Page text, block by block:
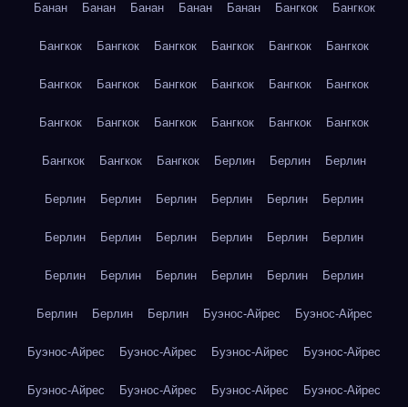
Банан Банан Банан Банан Банан Бангкок Бангкок
Бангкок Бангкок Бангкок Бангкок Бангкок Бангкок
Бангкок Бангкок Бангкок Бангкок Бангкок Бангкок
Бангкок Бангкок Бангкок Бангкок Бангкок Бангкок
Бангкок Бангкок Бангкок Берлин Берлин Берлин
Берлин Берлин Берлин Берлин Берлин Берлин
Берлин Берлин Берлин Берлин Берлин Берлин
Берлин Берлин Берлин Берлин Берлин Берлин
Берлин Берлин Берлин Буэнос-Айрес Буэнос-Айрес
Буэнос-Айрес Буэнос-Айрес Буэнос-Айрес Буэнос-Айрес
Буэнос-Айрес Буэнос-Айрес Буэнос-Айрес Буэнос-Айрес